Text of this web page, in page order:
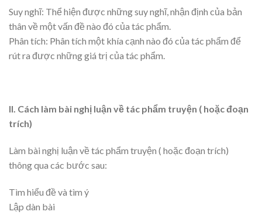
Suy nghĩ: Thể hiện được những suy nghĩ, nhận định của bản
thân về một vấn đề nào đó của tác phẩm.
Phân tích: Phân tích một khía cạnh nào đó của tác phẩm để
rút ra được những giá trị của tác phẩm.
II. Cách làm bài nghị luận về tác phẩm truyện ( hoặc đoạn
trích)
Làm bài nghị luận về tác phẩm truyện ( hoặc đoạn trích)
thông qua các bước sau:
Tìm hiểu đề và tìm ý
Lập dàn bài